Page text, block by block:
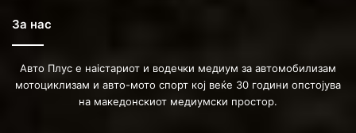
За нас
Авто Плус е наістариот и водечки медиум за автомобилизам
мотоциклизам и авто-мото спорт кој веќе 30 години опстојува
на македонскиот медиумски простор.